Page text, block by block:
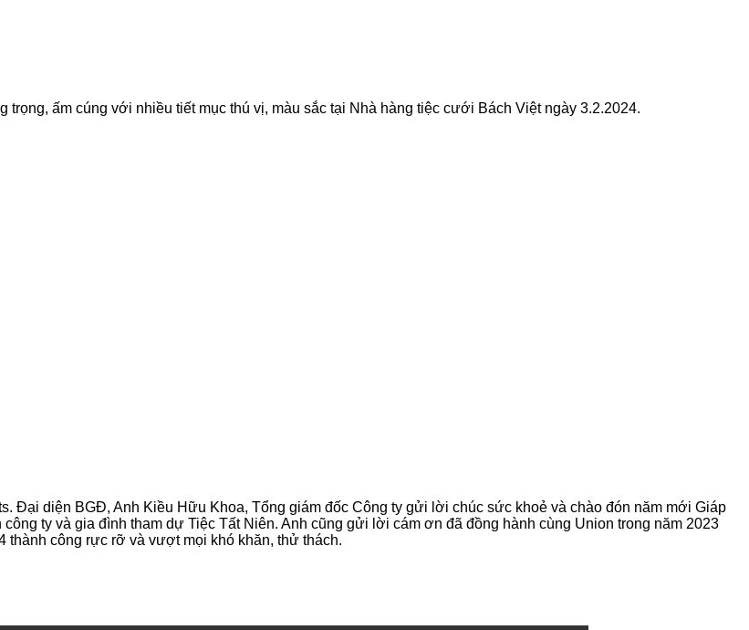
ấm cúng với nhiều tiết mục thú vị, màu sắc tại Nhà hàng tiệc cưới Bách Việt ngày 3.2.2024.
Đại diện BGĐ, Anh Kiều Hữu Khoa, Tổng giám đốc Công ty gửi lời chúc sức khoẻ và chào đón năm mới Giáp
ty và gia đình tham dự Tiệc Tất Niên. Anh cũng gửi lời cám ơn đã đồng hành cùng Union trong năm 2023
công rực rỡ và vượt mọi khó khăn, thử thách.